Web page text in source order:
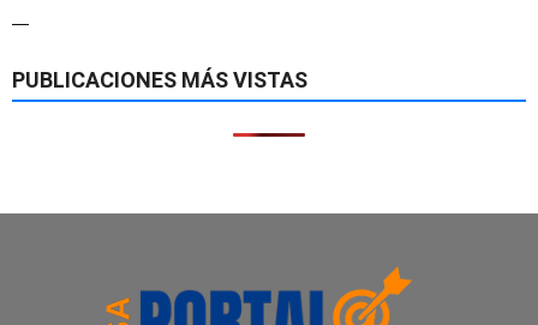
—
PUBLICACIONES MÁS VISTAS